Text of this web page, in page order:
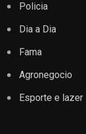
Policia
Dia a Dia
Fama
Agronegocio
Esporte e lazer